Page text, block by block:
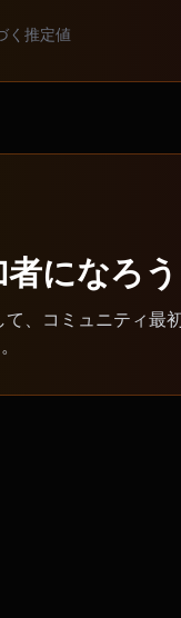
く推定値
になろう
、コミュニティ最